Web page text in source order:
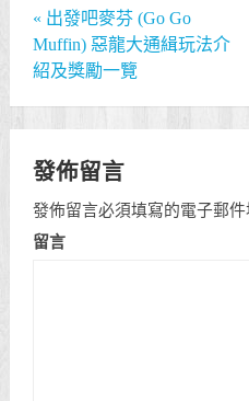
« 出發吧麥芬 (Go Go
Muffin) 惡龍大通緝玩法介
紹及獎勵一覽
發佈留言
發佈留言必須填寫的電子郵件
留言